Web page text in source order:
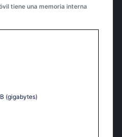
tiene una memoria interna
(gigabytes)